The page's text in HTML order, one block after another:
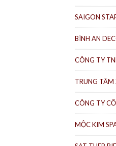
SAIGON
BÌNH AN
CÔNG TY
TRUNG TÂM
CÔNG TY
MỘC KIM